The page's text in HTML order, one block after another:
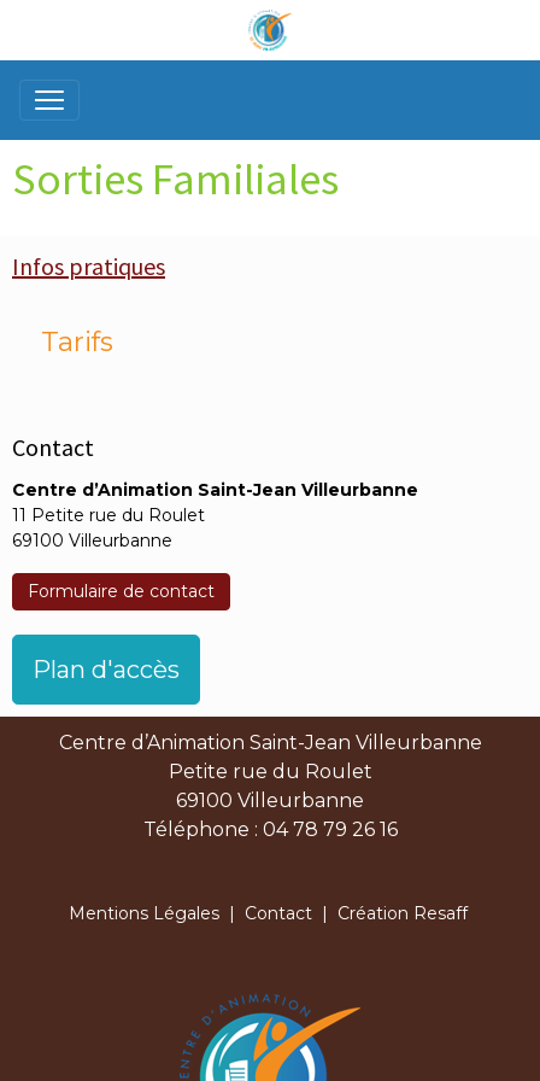
Sorties Familiales
Infos pratiques
Tarifs
Contact
Centre d’Animation Saint-Jean Villeurbanne
11 Petite rue du Roulet
69100 Villeurbanne
Formulaire de contact
Plan d'accès
Centre d’Animation Saint-Jean Villeurbanne
Petite rue du Roulet
69100 Villeurbanne
Téléphone : 04 78 79 26 16
Mentions Légales| Contact| Création Resaff